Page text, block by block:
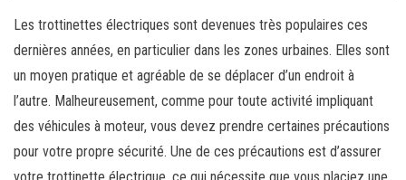
Les trottinettes électriques sont devenues très populaires ces
dernières années, en particulier dans les zones urbaines. Elles sont
un moyen pratique et agréable de se déplacer d’un endroit à
l’autre. Malheureusement, comme pour toute activité impliquant
des véhicules à moteur, vous devez prendre certaines précautions
pour votre propre sécurité. Une de ces précautions est d’assurer